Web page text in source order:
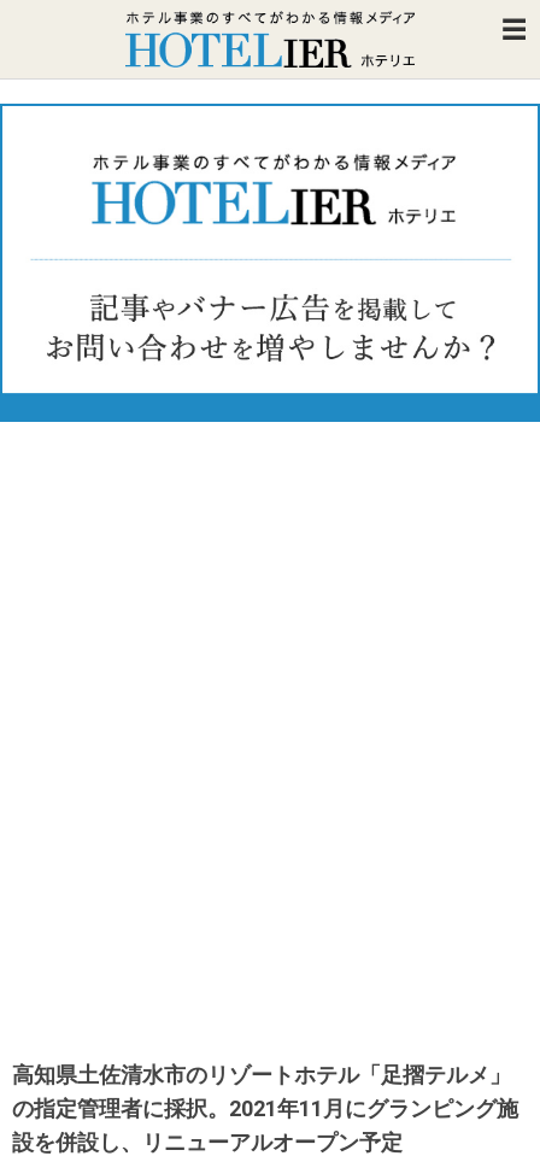
高知県土佐清水市のリゾートホテル「足摺テルメ」
の指定管理者に採択。2021年11月にグランピング施
設を併設し、リニューアルオープン予定